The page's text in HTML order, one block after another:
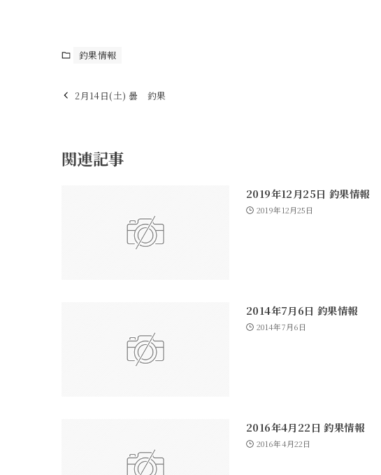
釣果情報
2月14日(土) 曇 釣果
関連記事
2019年12月25日 釣果情報
2019年12月25日
2014年7月6日 釣果情報
2014年7月6日
2016年4月22日 釣果情報
2016年4月22日